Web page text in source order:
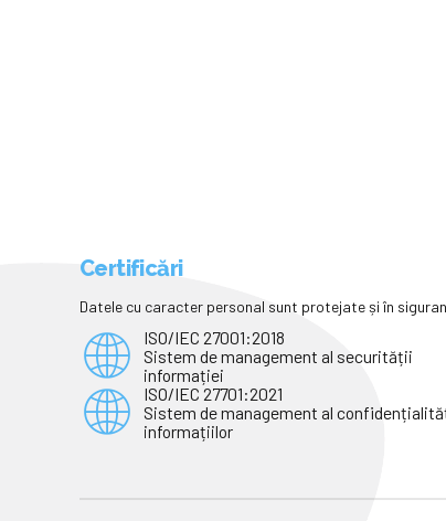
Certificări
Datele cu caracter personal sunt protejate și în
ISO/IEC 27001:2018
Sistem de management al securității
informației
ISO/IEC 27701:2021
Sistem de management al
informațiilor